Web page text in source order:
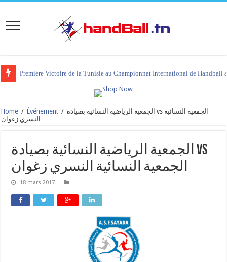
Première Victoire de la Tunisie au Championnat International de Handball
Home / Événement / الجمعية الرياضية النسائية بصيادة vs الجمعية النسائية
النسري زغوان
الجمعية الرياضية النسائية بصيادة vs
الجمعية النسائية النسري زغوان
18 mars 2017